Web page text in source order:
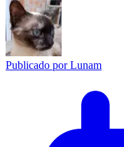
Publicado porLunam